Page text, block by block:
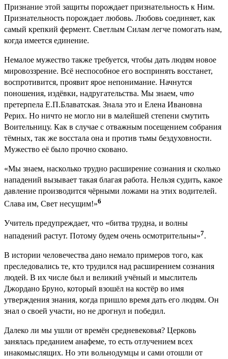
Признание этой защиты порождает признательность к Ним.
Признательность порождает любовь. Любовь соединяет, как
самый крепкий фермент. Светлым Силам легче помогать нам,
когда имеется единение.
Немалое мужество также требуется, чтобы дать людям новое
мировоззрение. Всё неспособное его воспринять восстанет,
воспротивится, проявит ярое непонимание. Начнутся
поношения, издёвки, надругательства. Мы знаем, что
претерпела Е.П.Блаватская. Знала это и Елена Ивановна
Рерих. Но ничто не могло ни в малейшей степени смутить
Воительницу. Как в случае с отважным посещением собрания
тёмных, так же восстала она и против тьмы бездуховности.
Мужество её было прочно сковано.
«Мы знаем, насколько трудно расширение сознания и сколько
нападений вызывает такая благая работа. Нельзя судить, какое
давление производится чёрными ложами на этих водителей.
Слава им, Свет несущим!»6
Учитель предупреждает, что «битва трудна, и волны
нападений растут. Потому будем очень осмотрительны»7.
В истории человечества дано немало примеров того, как
преследовались те, кто трудился над расширением сознания
людей. В их числе был и великий учёный и мыслитель
Джордано Бруно, который взошёл на костёр во имя
утверждения знания, когда пришло время дать его людям. Он
знал о своей участи, но не дрогнул и победил.
Далеко ли мы ушли от времён средневековья? Церковь
занялась преданием анафеме, то есть отлучением всех
инакомыслящих. Но эти вольнодумцы и сами отошли от